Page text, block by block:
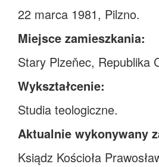
22 marca 1981, Pilzno.
Miejsce zamieszkania:
Stary Plzeňec, Republika
Wykształcenie:
Studia teologiczne.
Aktualnie wykonywany
Ksiądz Kościoła